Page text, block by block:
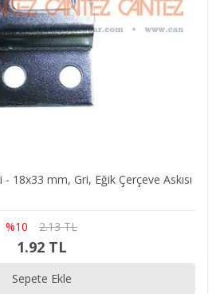
- 18x33 mm, Gri, Eğik Çerçeve Askısı
%10 2.13 TL
1.92 TL
Sepete Ekle